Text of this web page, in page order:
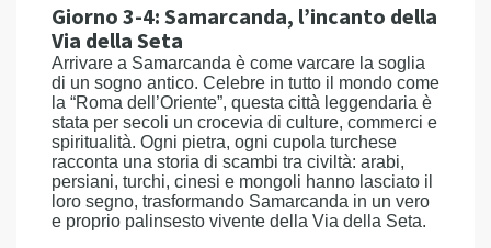
Giorno 3-4: Samarcanda, l’incanto della
Via della Seta
Arrivare a Samarcanda è come varcare la soglia
di un sogno antico. Celebre in tutto il mondo come
la “Roma dell’Oriente”, questa città leggendaria è
stata per secoli un crocevia di culture, commerci e
spiritualità. Ogni pietra, ogni cupola turchese
racconta una storia di scambi tra civiltà: arabi,
persiani, turchi, cinesi e mongoli hanno lasciato il
loro segno, trasformando Samarcanda in un vero
e proprio palinsesto vivente della Via della Seta.